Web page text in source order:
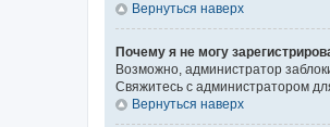
Вернуться наверх
Почему я не могу
Возможно, администратор
Свяжитесь с администратором
Вернуться наверх